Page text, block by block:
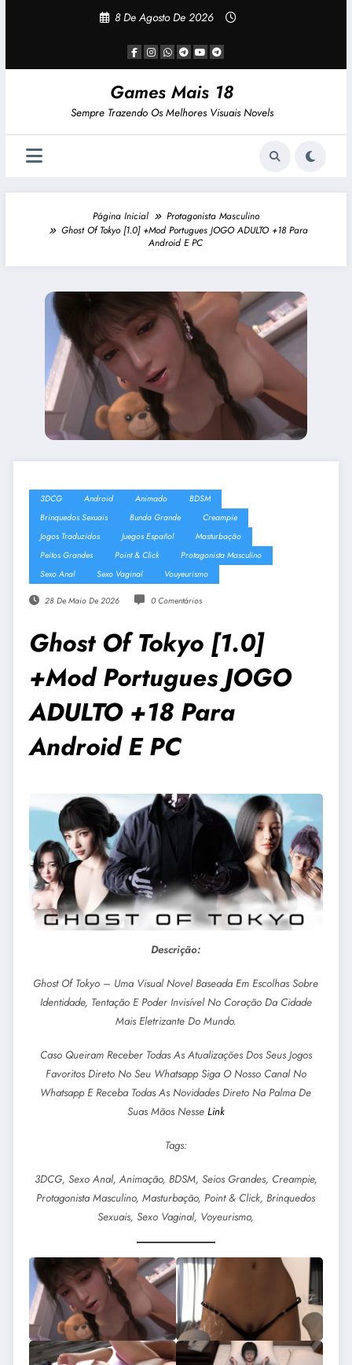
8 De Agosto De 2026
Games Mais 18
Sempre Trazendo Os Melhores Visuais Novels
Página Inicial
Protagonista Masculino
Ghost Of Tokyo [1.0] +Mod Portugues JOGO ADULTO +18 Para
Android E PC
3DCG Android Animado
BDSM
Brinquedos Sexuais
Bunda Grande
Creampie
Jogos Traduzidos
Juegos Español
Masturbação
Peitos Grandes
Point & Click
Protagonista Masculino
Sexo Anal
Sexo Vaginal Vouyeurismo
28 De Maio De 2026 0 Comentários
Ghost Of Tokyo [1.0]
+Mod Portugues JOGO
ADULTO +18 Para
Android E PC
Descrição:
Ghost Of Tokyo – Uma Visual Novel Baseada Em Escolhas Sobre
Identidade, Tentação E Poder Invisível No Coração Da Cidade
Mais Eletrizante Do Mundo.
Caso Queiram Receber Todas As Atualizações Dos Seus Jogos
Favoritos Direto No Seu Whatsapp Siga O Nosso Canal No
Whatsapp E Receba Todas As Novidades Direto Na Palma De
Suas Mãos Nesse Link
Tags:
3DCG, Sexo Anal, Animação, BDSM, Seios Grandes, Creampie,
Protagonista Masculino, Masturbação, Point & Click, Brinquedos
Sexuais, Sexo Vaginal, Voyeurismo,